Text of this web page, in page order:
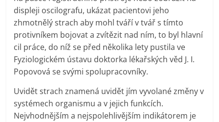
displeji oscilografu, ukázat pacientovi jeho
zhmotnělý strach aby mohl tváří v tvář s tímto
protivníkem bojovat a zvítězit nad ním, to byl hlavní
cil práce, do níž se před několika lety pustila ve
Fyziologickém ústavu doktorka lékařských věd J. I.
Popovová se svými spolupracovníky.
Uvidět strach znamená uvidět jím vyvolané změny v
systémech organismu a v jejich funkcích.
Nejvhodnějším a nejspolehlivějším indikátorem je